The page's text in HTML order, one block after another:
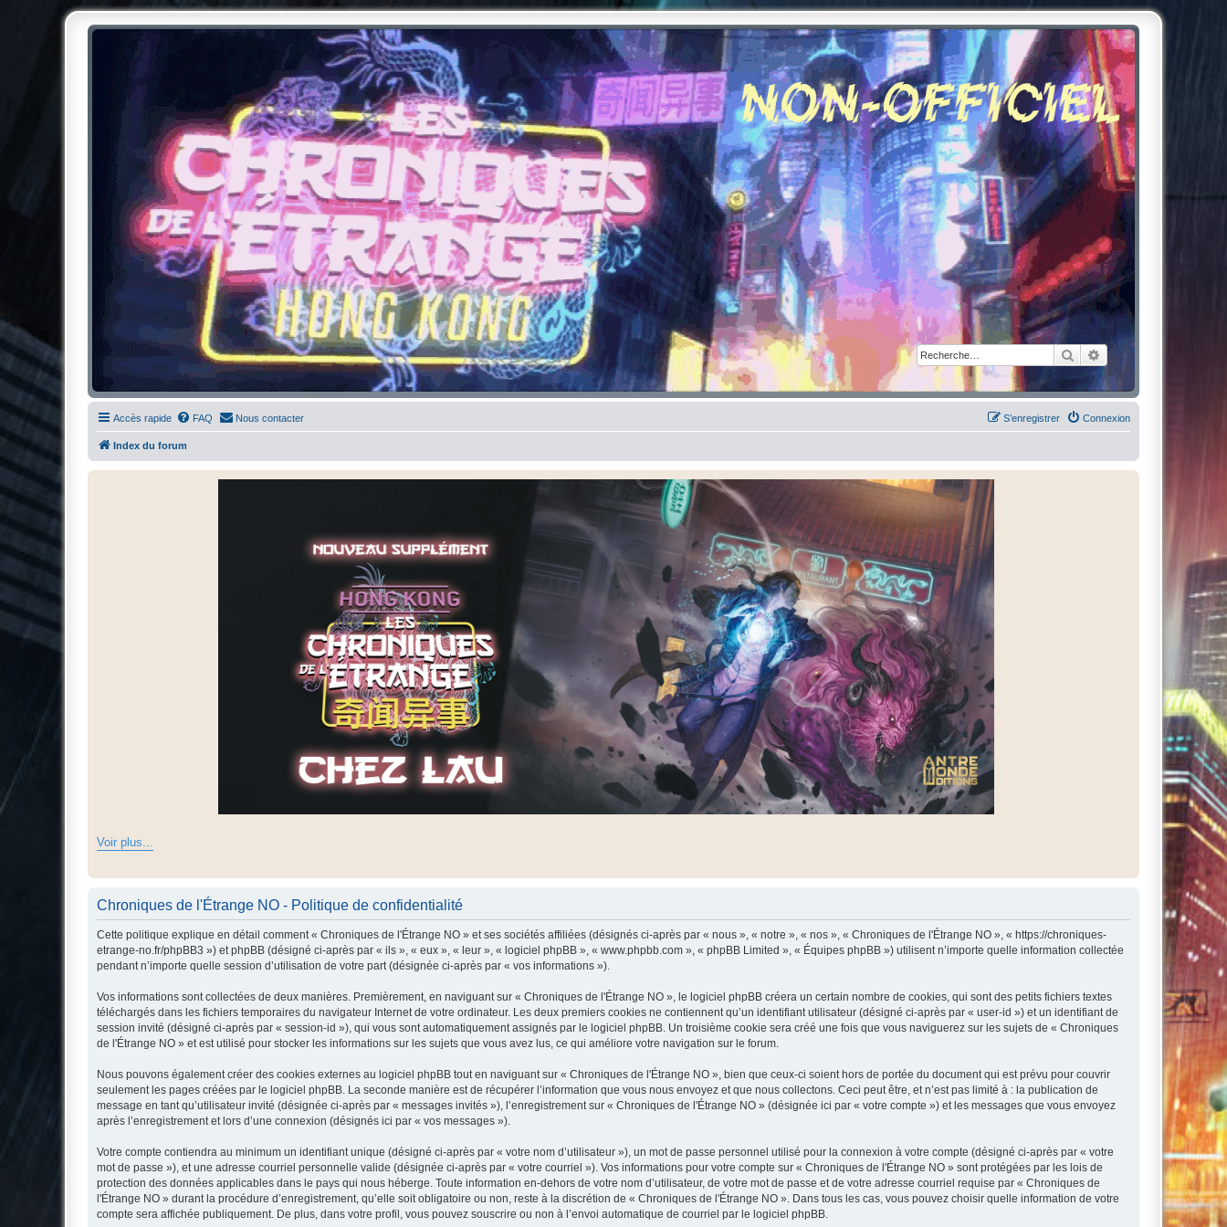
RechercherRecherche avancée
Chroniques de l'Étrange NO
Pour les amateurs des Chroniques de l'Étrange
Accès rapide FAQ Nous contacter Connexion
S’enregistrer
Index du forum
Voir plus...
Chroniques de l'Étrange NO - Politique de confidentialité
Cette politique explique en détail comment « Chroniques de l'Étrange NO » et ses sociétés affiliées (désignés ci-après par « nous », « notre », « nos », « Chroniques de l'Étrange NO », « https://chroniques-
etrange-no.fr/phpBB3 ») et phpBB (désigné ci-après par « ils », « eux », « leur », « logiciel phpBB », « www.phpbb.com », « phpBB Limited », « Équipes phpBB ») utilisent n’importe quelle information collectée
pendant n’importe quelle session d’utilisation de votre part (désignée ci-après par « vos informations »).
Vos informations sont collectées de deux manières. Premièrement, en naviguant sur « Chroniques de l'Étrange NO », le logiciel phpBB créera un certain nombre de cookies, qui sont des petits fichiers textes
téléchargés dans les fichiers temporaires du navigateur Internet de votre ordinateur. Les deux premiers cookies ne contiennent qu’un identifiant utilisateur (désigné ci-après par « user-id ») et un identifiant de
session invité (désigné ci-après par « session-id »), qui vous sont automatiquement assignés par le logiciel phpBB. Un troisième cookie sera créé une fois que vous naviguerez sur les sujets de « Chroniques
de l'Étrange NO » et est utilisé pour stocker les informations sur les sujets que vous avez lus, ce qui améliore votre navigation sur le forum.
Nous pouvons également créer des cookies externes au logiciel phpBB tout en naviguant sur « Chroniques de l'Étrange NO », bien que ceux-ci soient hors de portée du document qui est prévu pour couvrir
seulement les pages créées par le logiciel phpBB. La seconde manière est de récupérer l’information que vous nous envoyez et que nous collectons. Ceci peut être, et n’est pas limité à : la publication de
message en tant qu’utilisateur invité (désignée ci-après par « messages invités »), l’enregistrement sur « Chroniques de l'Étrange NO » (désignée ici par « votre compte ») et les messages que vous envoyez
après l’enregistrement et lors d’une connexion (désignés ici par « vos messages »).
Votre compte contiendra au minimum un identifiant unique (désigné ci-après par « votre nom d’utilisateur »), un mot de passe personnel utilisé pour la connexion à votre compte (désigné ci-après par « votre
mot de passe »), et une adresse courriel personnelle valide (désignée ci-après par « votre courriel »). Vos informations pour votre compte sur « Chroniques de l'Étrange NO » sont protégées par les lois de
protection des données applicables dans le pays qui nous héberge. Toute information en-dehors de votre nom d’utilisateur, de votre mot de passe et de votre adresse courriel requise par « Chroniques de
l'Étrange NO » durant la procédure d’enregistrement, qu’elle soit obligatoire ou non, reste à la discrétion de « Chroniques de l'Étrange NO ». Dans tous les cas, vous pouvez choisir quelle information de votre
compte sera affichée publiquement. De plus, dans votre profil, vous pouvez souscrire ou non à l’envoi automatique de courriel par le logiciel phpBB.